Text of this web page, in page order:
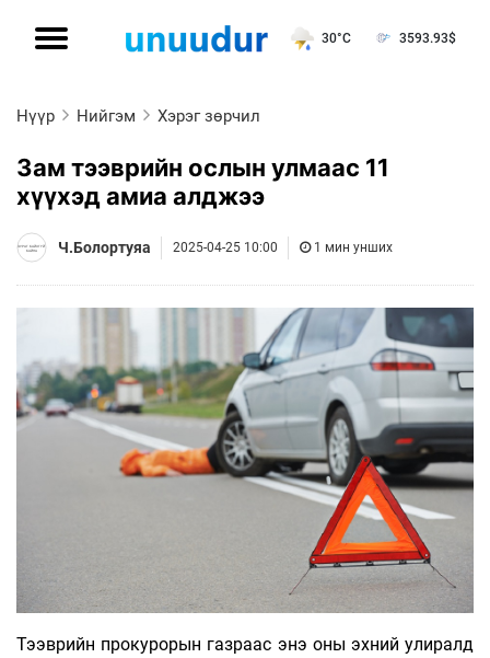
30°C 3593.93$
Нүүр Нийгэм Хэрэг зөрчил
Зам тээврийн ослын улмаас 11
хүүхэд амиа алджээ
Ч.Болортуяа 2025-04-25 10:00 1 мин унших
Тээврийн прокурорын газраас энэ оны эхний улиралд